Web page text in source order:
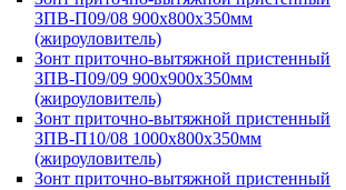
ЗПВ-П09/08 900х800х350мм
(жироуловитель)
Зонт приточно-вытяжной пристенный
ЗПВ-П09/09 900х900х350мм
(жироуловитель)
Зонт приточно-вытяжной пристенный
ЗПВ-П10/08 1000х800х350мм
(жироуловитель)
Зонт приточно-вытяжной пристенный